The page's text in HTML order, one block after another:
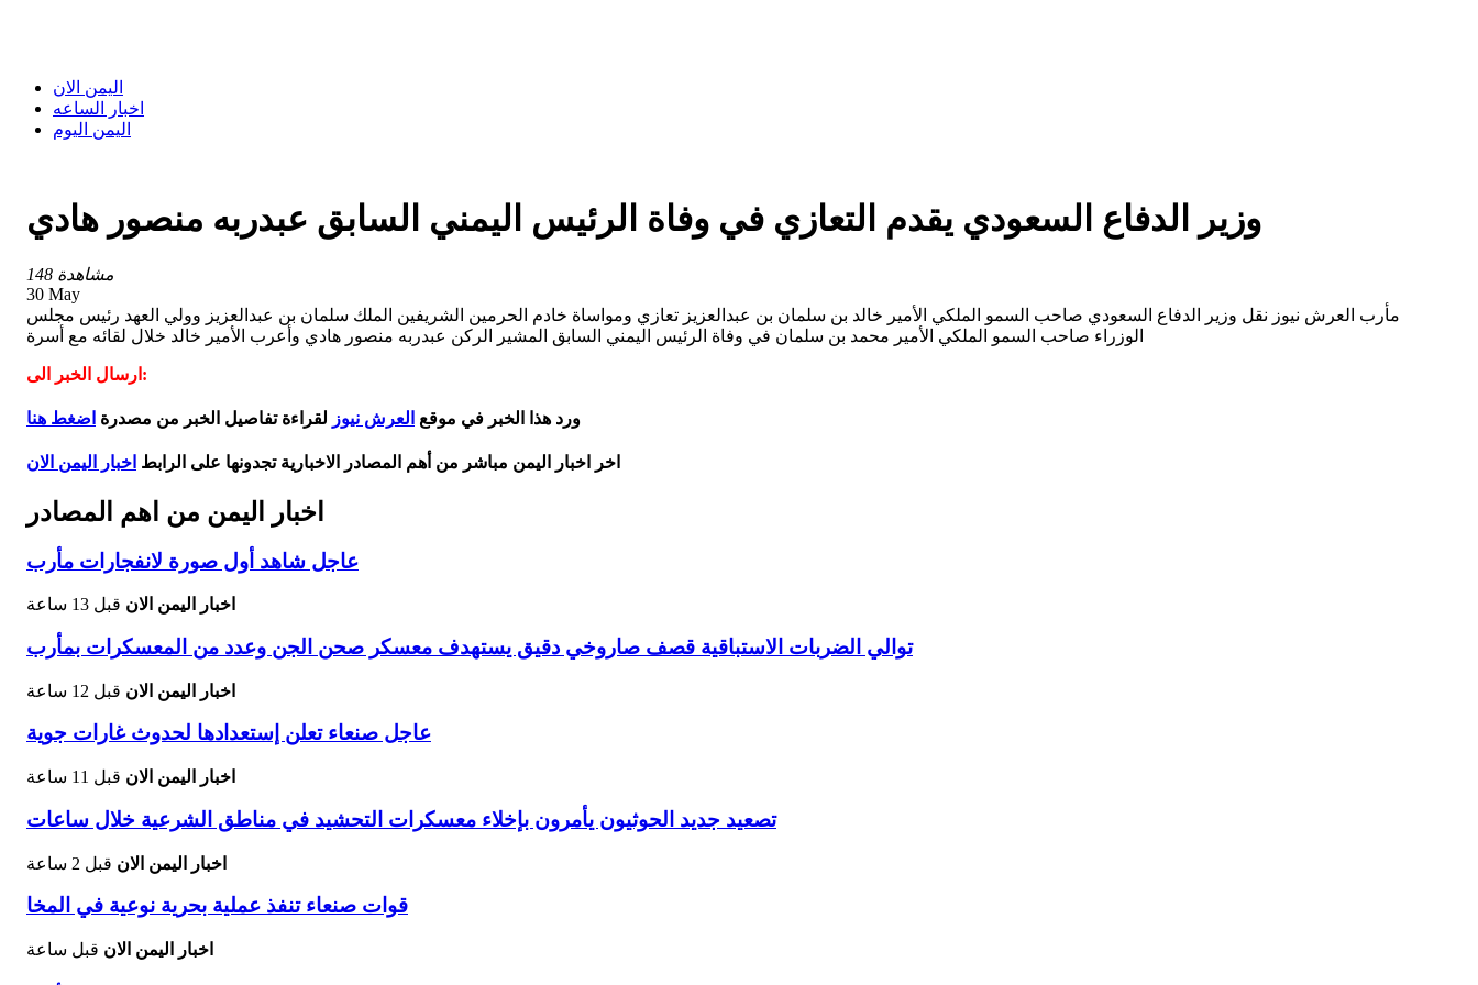
اليمن الان
اخبار الساعه
اليمن اليوم
وزير الدفاع السعودي يقدم التعازي في وفاة الرئيس اليمني السابق عبدربه منصور هادي
148 مشاهدة
30 May
مأرب العرش نيوز نقل وزير الدفاع السعودي صاحب السمو الملكي الأمير خالد بن سلمان بن عبدالعزيز تعازي ومواساة خادم الحرمين الشريفين الملك سلمان بن عبدالعزيز وولي العهد رئيس مجلس
الوزراء صاحب السمو الملكي الأمير محمد بن سلمان في وفاة الرئيس اليمني السابق المشير الركن عبدربه منصور هادي وأعرب الأمير خالد خلال لقائه مع أسرة
ارسال الخبر الى:
ورد هذا الخبر في موقع العرش نيوز لقراءة تفاصيل الخبر من مصدرة اضغط هنا
اخر اخبار اليمن مباشر من أهم المصادر الاخبارية تجدونها على الرابط اخبار اليمن الان
اخبار اليمن من اهم المصادر
عاجل شاهد أول صورة لانفجارات مأرب
اخبار اليمن الان قبل 13 ساعة
توالي الضربات الاستباقية قصف صاروخي دقيق يستهدف معسكر صحن الجن وعدد من المعسكرات بمأرب
اخبار اليمن الان قبل 12 ساعة
عاجل صنعاء تعلن إستعدادها لحدوث غارات جوية
اخبار اليمن الان قبل 11 ساعة
تصعيد جديد الحوثيون يأمرون بإخلاء معسكرات التحشيد في مناطق الشرعية خلال ساعات
اخبار اليمن الان قبل 2 ساعة
قوات صنعاء تنفذ عملية بحرية نوعية في المخا
اخبار اليمن الان قبل ساعة